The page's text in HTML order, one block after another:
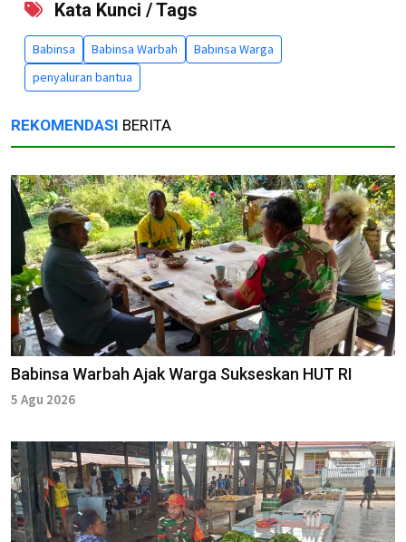
Kata Kunci / Tags
Babinsa Babinsa Warbah
Babinsa Warga
penyaluran bantua
REKOMENDASI BERITA
Babinsa Warbah Ajak Warga Sukseskan HUT RI
5 Agu 2026